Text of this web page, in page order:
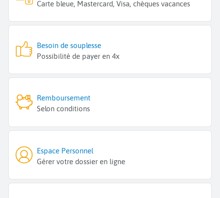
Carte bleue, Mastercard, Visa, chèques vacances
Besoin de souplesse
Possibilité de payer en 4x
Remboursement
Selon conditions
Espace Personnel
Gérer votre dossier en ligne